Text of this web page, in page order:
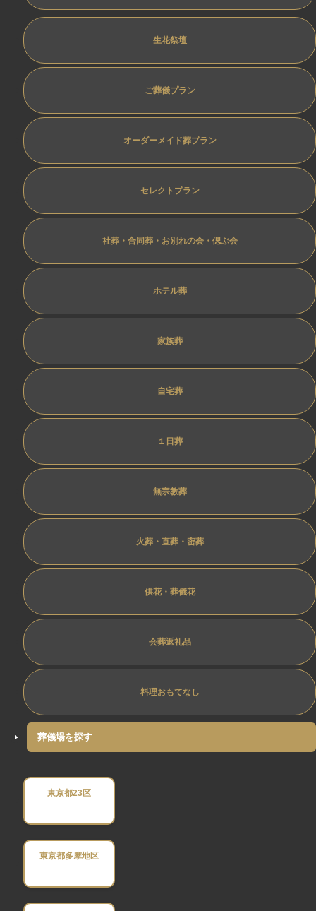
生花祭壇
ご葬儀プラン
オーダーメイド葬プラン
セレクトプラン
社葬・合同葬・お別れの会・偲ぶ会
ホテル葬
家族葬
自宅葬
１日葬
無宗教葬
火葬・直葬・密葬
供花・葬儀花
会葬返礼品
料理おもてなし
葬儀場を探す
東京都23区
東京都多摩地区